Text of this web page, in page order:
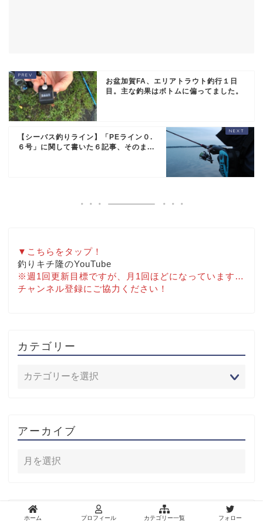
お盆加賀FA、エリアトラウト釣行１日
目。主な釣果はボトムに偏ってました。
【シーバス釣りライン】「PEライン０.
６号」に関して書いた６記事、そのま...
▼こちらをタップ！
釣りキチ隆のYouTube
※週1回更新目標ですが、月1回ほどになっています…
チャンネル登録にご協力ください！
カテゴリー
アーカイブ
記事内を検索
ホーム プロフィール カテゴリー一覧 フォロー